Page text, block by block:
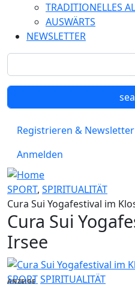
TRADITIONELLES
AUSWÄRTS
NEWSLETTER
Registrieren &
Anmelden
SPORT, SPIRITUALITÄT
Cura Sui Yogafestival im
Cura Sui
Irsee
SPORTSPIRITUALITÄT
ANZEIGE